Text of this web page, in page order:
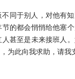
同于别人，对他有
的都会悄悄给他塞
甚至是未来接班人
为此向我求助，请我